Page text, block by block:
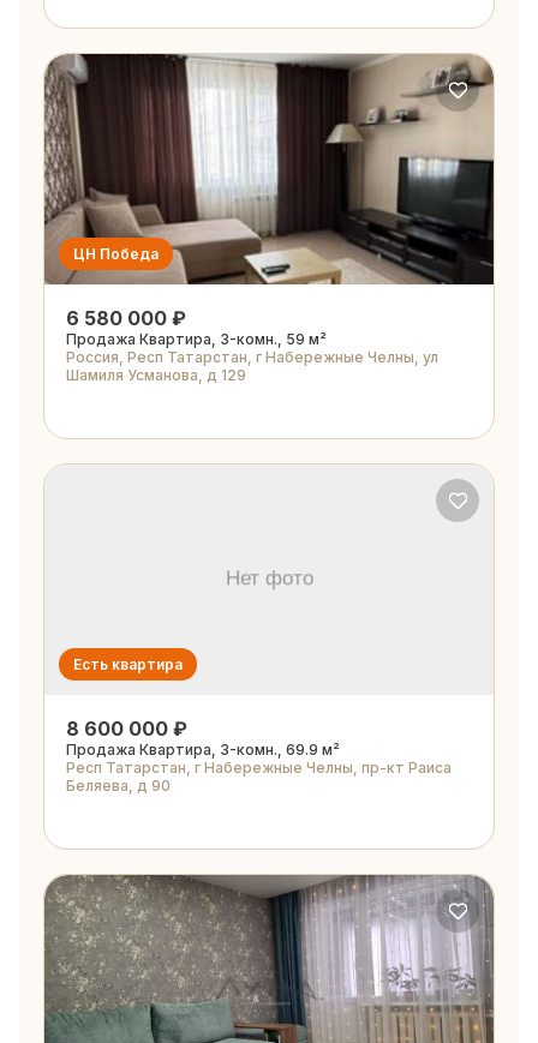
ЦН Победа
6 580 000 ₽
Продажа Квартира, 3-комн., 59 м²
Россия, Респ Татарстан, г Набережные Челны, ул
Шамиля Усманова, д 129
Есть квартира
8 600 000 ₽
Продажа Квартира, 3-комн., 69.9 м²
Респ Татарстан, г Набережные Челны, пр-кт Раиса
Беляева, д 90